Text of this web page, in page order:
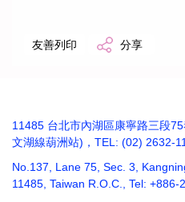
友善列印 分享
11485 台北市內湖區康寧路三段
文湖線葫洲站)，TEL: (02) 2632-
No.137, Lane 75, Sec. 3,
11485, Taiwan R.O.C., Tel: